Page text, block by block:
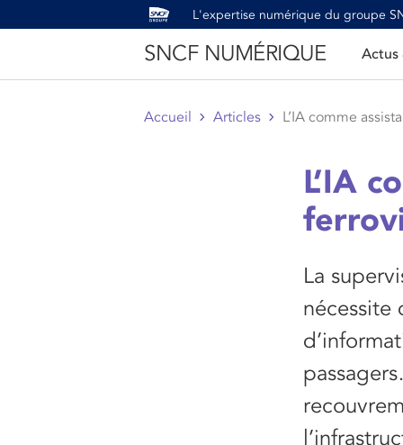
L'expertise numérique du groupe
SNCF NUMÉRIQUE Actus
Accueil Articles L’IA comme
L’IA
La
nécessite